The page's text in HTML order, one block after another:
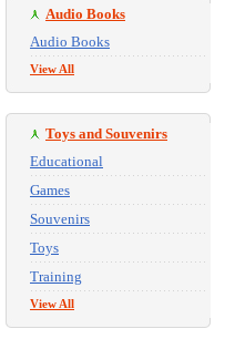
Audio Books
Audio Books
View All
Toys and Souvenirs
Educational
Games
Souvenirs
Toys
Training
View All